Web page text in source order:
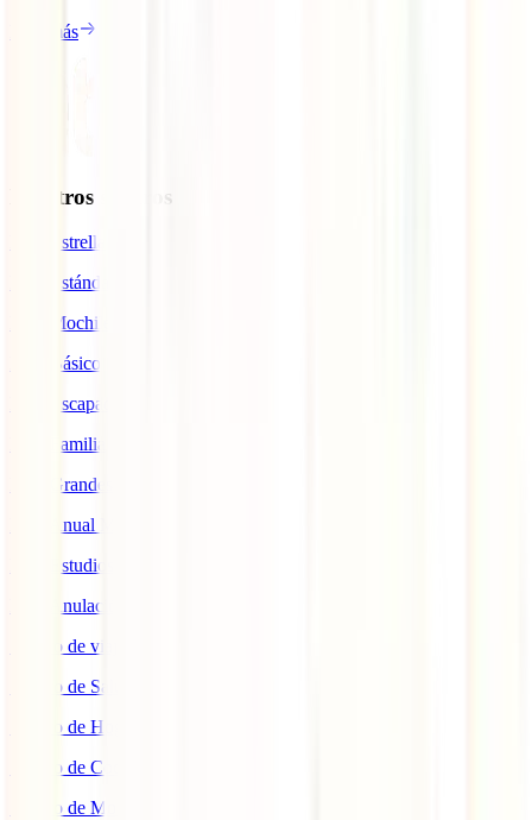
Leer más
Nuestros seguros
IATI Estrella
IATI Estándar
IATI Mochilero
IATI Básico
IATI Escapadas
IATI Familia
IATI Grandes Viajeros
IATI Anual Multiviaje
IATI Estudios
IATI Anulación Premium
Seguro de viaje COVID
Seguro de Salud
Seguro de Hogar
Seguro de Coche
Seguro de Moto